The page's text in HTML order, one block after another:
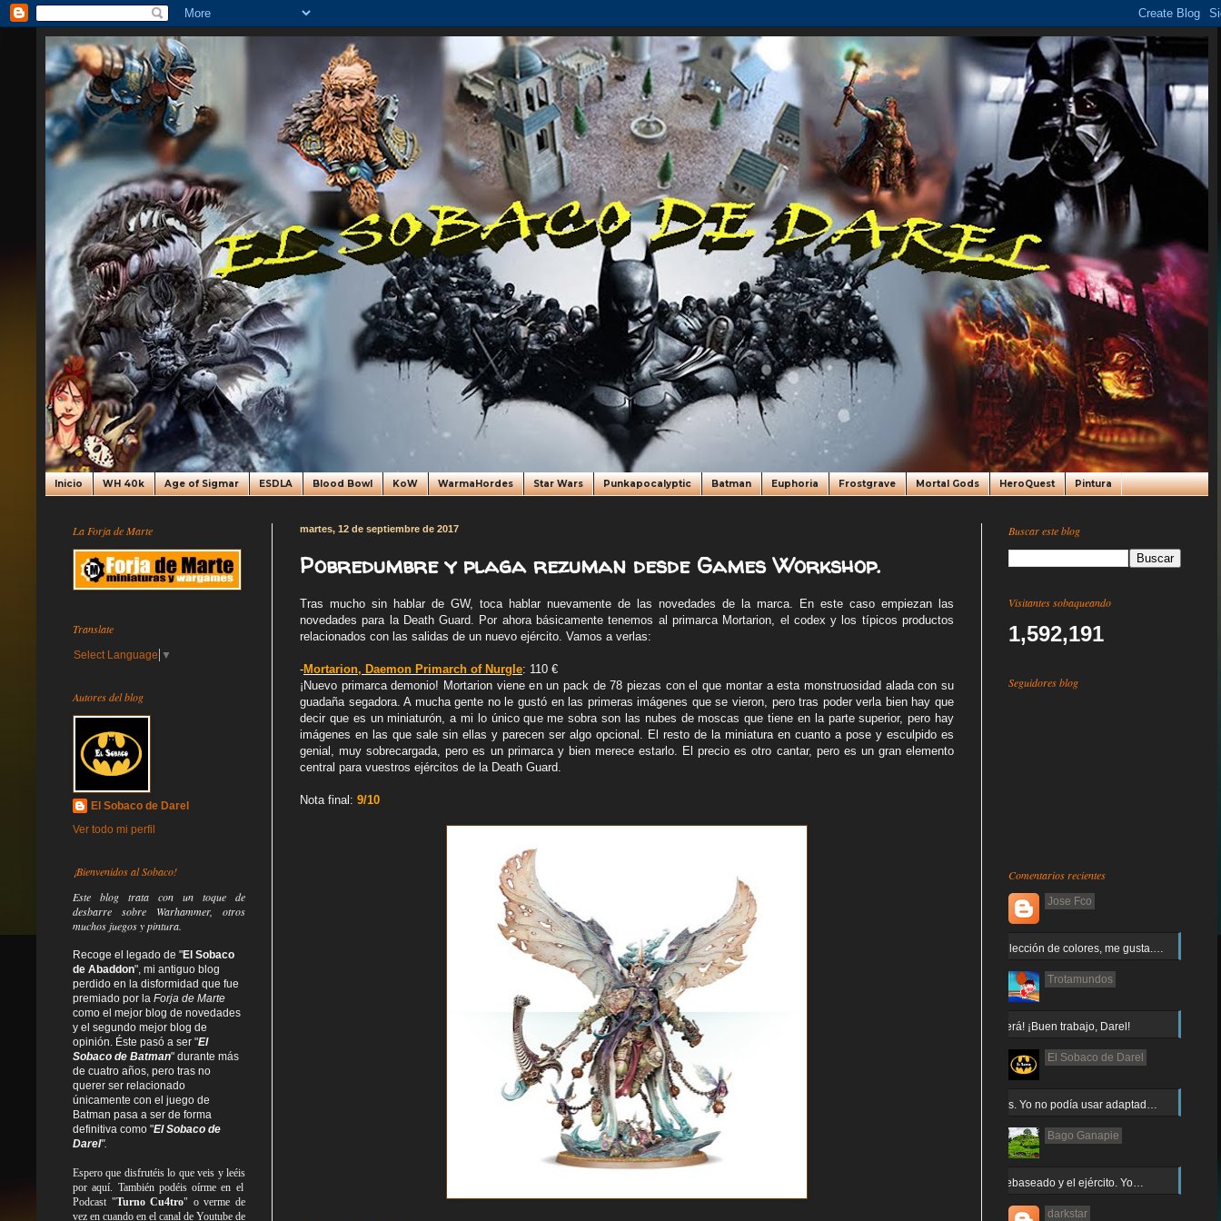
Inicio WH 40k Age of Sigmar ESDLA Blood Bowl KoW WarmaHordes Star Wars Punkapocalyptic Batman Euphoria Frostgrave Mortal Gods HeroQuest Pintura
martes, 12 de septiembre de 2017
Pobredumbre y plaga rezuman desde Games Workshop.
Tras mucho sin hablar de GW, toca hablar nuevamente de las novedades de la marca. En este caso empiezan las
novedades para la Death Guard. Por ahora básicamente tenemos al primarca Mortarion, el codex y los típicos productos
relacionados con las salidas de un nuevo ejército. Vamos a verlas:
-Mortarion, Daemon Primarch of Nurgle: 110 €
¡Nuevo primarca demonio! Mortarion viene en un pack de 78 piezas con el que montar a esta monstruosidad alada con su
guadaña segadora. A mucha gente no le gustó en las primeras imágenes que se vieron, pero tras poder verla bien hay que
decir que es un miniaturón, a mi lo único que me sobra son las nubes de moscas que tiene en la parte superior, pero hay
imágenes en las que sale sin ellas y parecen ser algo opcional. El resto de la miniatura en cuanto a pose y esculpido es
genial, muy sobrecargada, pero es un primarca y bien merece estarlo. El precio es otro cantar, pero es un gran elemento
central para vuestros ejércitos de la Death Guard.
Nota final: 9/10
La Forja de Marte
Translate
Select Language ▼
Autores del blog
El Sobaco de Darel
Ver todo mi perfil
¡Bienvenidos al Sobaco!
Este blog trata con un toque de
desbarre sobre Warhammer, otros
muchos juegos y pintura.
Recoge el legado de "El Sobaco
de Abaddon", mi antiguo blog
perdido en la disformidad que fue
premiado por la Forja de Marte
como el mejor blog de novedades
y el segundo mejor blog de
opinión. Éste pasó a ser "El
Sobaco de Batman" durante más
de cuatro años, pero tras no
querer ser relacionado
únicamente con el juego de
Batman pasa a ser de forma
definitiva como "El Sobaco de
Darel".
Espero que disfrutéis lo queveis yleéis
por aquí. También podéis oírme en el
Podcast "Turno Cu4tro" o verme de
vez en cuando en el canal de Youtube de
Buscar este blog
Visitantes sobaqueando
1,592,191
Seguidores blog
Comentarios recientes
Jose Fco
Muy buena elección de colores, me gusta.…
Trotamundos
¡Arnor no caerá! ¡Buen trabajo, Darel!
El Sobaco de Darel
Jajaja gracias. Yo no podía usar adaptad…
Bago Ganapie
Increíble el rebaseado y el ejército. Yo…
darkstar